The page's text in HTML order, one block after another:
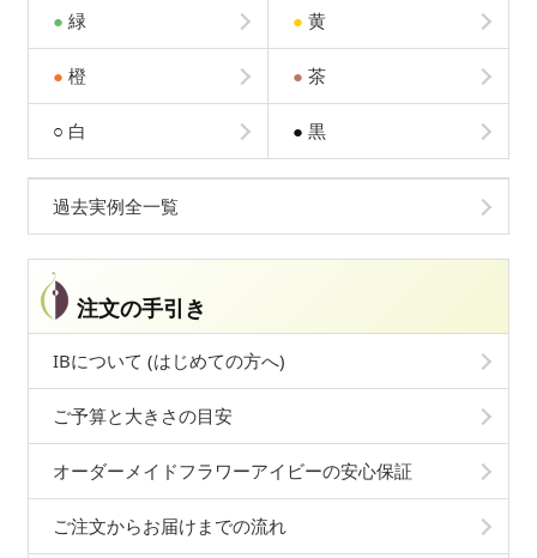
● 緑 ● 黄
● 橙 ● 茶
○ 白 ● 黒
過去実例全一覧
注文の手引き
IBについて (はじめての方へ)
ご予算と大きさの目安
オーダーメイドフラワーアイビーの安心保証
ご注文からお届けまでの流れ